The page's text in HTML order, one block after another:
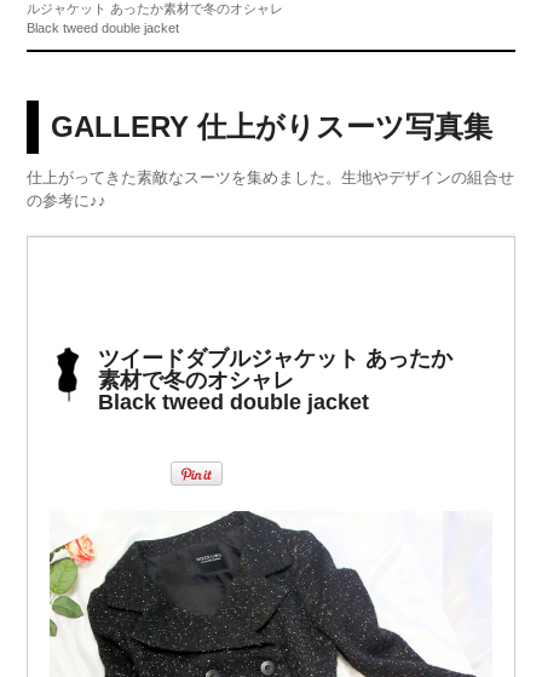
ルジャケット あったか素材で冬のオシャレ
Black tweed double jacket
GALLERY 仕上がりスーツ写真集
仕上がってきた素敵なスーツを集めました。生地やデザインの組合せ
の参考に♪♪
ツイードダブルジャケット あったか
素材で冬のオシャレ
Black tweed double jacket